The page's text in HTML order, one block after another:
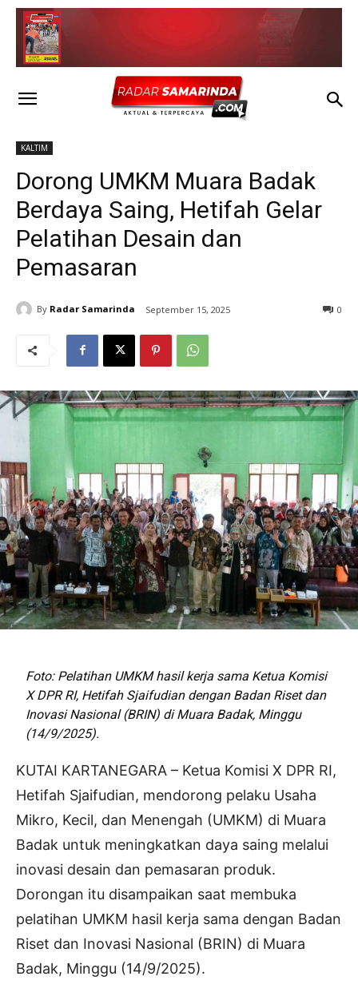
KALTIM
Dorong UMKM Muara Badak
Berdaya Saing, Hetifah Gelar
Pelatihan Desain dan
Pemasaran
By Radar Samarinda September 15, 2025 0
Foto: Pelatihan UMKM hasil kerja sama Ketua Komisi
X DPR RI, Hetifah Sjaifudian dengan Badan Riset dan
Inovasi Nasional (BRIN) di Muara Badak, Minggu
(14/9/2025).
KUTAI KARTANEGARA – Ketua Komisi X DPR RI,
Hetifah Sjaifudian, mendorong pelaku Usaha
Mikro, Kecil, dan Menengah (UMKM) di Muara
Badak untuk meningkatkan daya saing melalui
inovasi desain dan pemasaran produk.
Dorongan itu disampaikan saat membuka
pelatihan UMKM hasil kerja sama dengan Badan
Riset dan Inovasi Nasional (BRIN) di Muara
Badak, Minggu (14/9/2025).